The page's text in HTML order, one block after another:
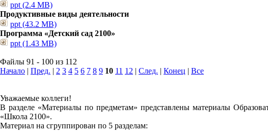
ppt (2.4 MB)
Продуктивные виды деятельности
ppt (43.2 MB)
Программа «Детский сад 2100»
ppt (1.43 MB)
Файлы 91 - 100 из 112
Начало | Пред. | 2 3 4 5 6 7 8 9 10 11 12 | След. | Конец | Все
Уважаемые коллеги!
В разделе «Материалы по предметам» представлены материалы
«Школа 2100».
Материал на сгруппирован по 5 разделам: